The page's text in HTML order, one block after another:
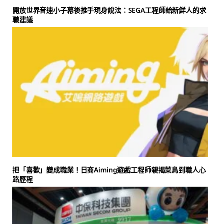
開放世界音速小子幕後推手現身說法：SEGA工程師給新鮮人的求
職建議
把「喜歡」變成職業！日商Aiming遊戲工程師親揭菜鳥到職人心
路歷程